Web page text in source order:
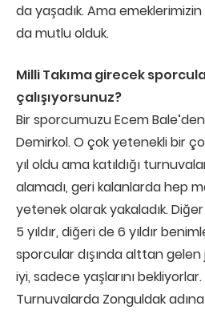
da yaşadık. Ama emeklerimizin
da mutlu olduk.
Milli Takıma girecek
çalışıyorsunuz?
Bir sporcumuzu Ecem
Demirkol. O çok yetenekli bir
yıl oldu ama katıldığı
alamadı, geri kalanlarda hep
yetenek olarak yakaladık.
5 yıldır, diğeri de 6 yıldır
sporcular dışında alttan
iyi, sadece yaşlarını
Turnuvalarda Zonguldak